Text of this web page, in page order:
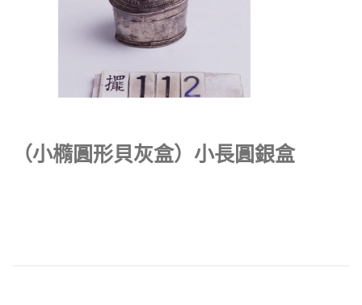
（小橢圓形貝灰盒）小長圓銀盒